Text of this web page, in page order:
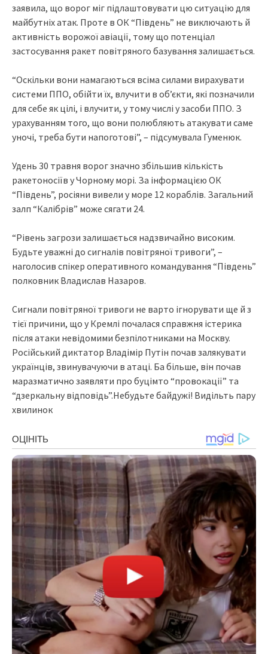
заявила, що ворог міг підлаштовувати цю ситуацію для
майбутніх атак. Проте в ОК “Південь” не виключають й
активність ворожої авіації, тому що потенціал
застосування ракет повітряного базування залишається.
“Оскільки вони намагаються всіма силами вирахувати
системи ППО, обійти їх, влучити в об’єкти, які позначили
для себе як цілі, і влучити, у тому числі у засоби ППО. З
урахуванням того, що вони полюбляють атакувати саме
уночі, треба бути напоготові”, – підсумувала Гуменюк.
Удень 30 травня ворог значно збільшив кількість
ракетоносіїв у Чорному морі. За інформацією ОК
“Південь”, росіяни вивели у море 12 кораблів. Загальний
залп “Калібрів” може сягати 24.
“Рівень загрози залишається надзвичайно високим.
Будьте уважні до сигналів повітряної тривоги”, –
наголосив спікер оперативного командування “Південь”
полковник Владислав Назаров.
Сигнали повітряної тривоги не варто ігнорувати ще й з
тієї причини, що у Кремлі почалася справжня істерика
після атаки невідомими безпілотниками на Москву.
Російський диктатор Владімір Путін почав залякувати
українців, звинувачуючи в атаці. Ба більше, він почав
маразматично заявляти про буцімто “провокації” та
“дзеркальну відповідь”.Небудьте байдужі! Видільть пару
хвилинок